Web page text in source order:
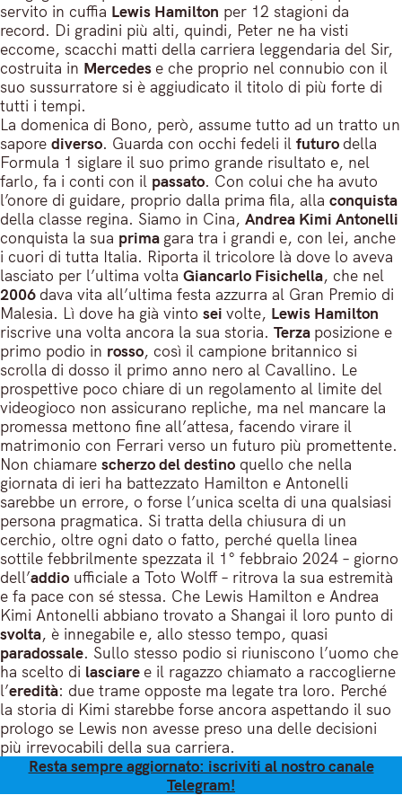
servito in cuffia Lewis Hamilton per 12 stagioni da
record. Di gradini più alti, quindi, Peter ne ha visti
eccome, scacchi matti della carriera leggendaria del Sir,
costruita in Mercedes e che proprio nel connubio con il
suo sussurratore si è aggiudicato il titolo di più forte di
tutti i tempi.
La domenica di Bono, però, assume tutto ad un tratto un
sapore diverso. Guarda con occhi fedeli il futuro della
Formula 1 siglare il suo primo grande risultato e, nel
farlo, fa i conti con il passato. Con colui che ha avuto
l’onore di guidare, proprio dalla prima fila, alla conquista
della classe regina. Siamo in Cina, Andrea Kimi Antonelli
conquista la sua prima gara tra i grandi e, con lei, anche
i cuori di tutta Italia. Riporta il tricolore là dove lo aveva
lasciato per l’ultima volta Giancarlo Fisichella, che nel
2006 dava vita all’ultima festa azzurra al Gran Premio di
Malesia. Lì dove ha già vinto sei volte, Lewis Hamilton
riscrive una volta ancora la sua storia. Terza posizione e
primo podio in rosso, così il campione britannico si
scrolla di dosso il primo anno nero al Cavallino. Le
prospettive poco chiare di un regolamento al limite del
videogioco non assicurano repliche, ma nel mancare la
promessa mettono fine all’attesa, facendo virare il
matrimonio con Ferrari verso un futuro più promettente.
Non chiamare scherzo del destino quello che nella
giornata di ieri ha battezzato Hamilton e Antonelli
sarebbe un errore, o forse l’unica scelta di una qualsiasi
persona pragmatica. Si tratta della chiusura di un
cerchio, oltre ogni dato o fatto, perché quella linea
sottile febbrilmente spezzata il 1° febbraio 2024 – giorno
dell’addio ufficiale a Toto Wolff – ritrova la sua estremità
e fa pace con sé stessa. Che Lewis Hamilton e Andrea
Kimi Antonelli abbiano trovato a Shangai il loro punto di
svolta, è innegabile e, allo stesso tempo, quasi
paradossale. Sullo stesso podio si riuniscono l’uomo che
ha scelto di lasciare e il ragazzo chiamato a raccoglierne
l’eredità: due trame opposte ma legate tra loro. Perché
la storia di Kimi starebbe forse ancora aspettando il suo
prologo se Lewis non avesse preso una delle decisioni
più irrevocabili della sua carriera.
Resta sempre aggiornato: iscriviti al nostro canale
Telegram!